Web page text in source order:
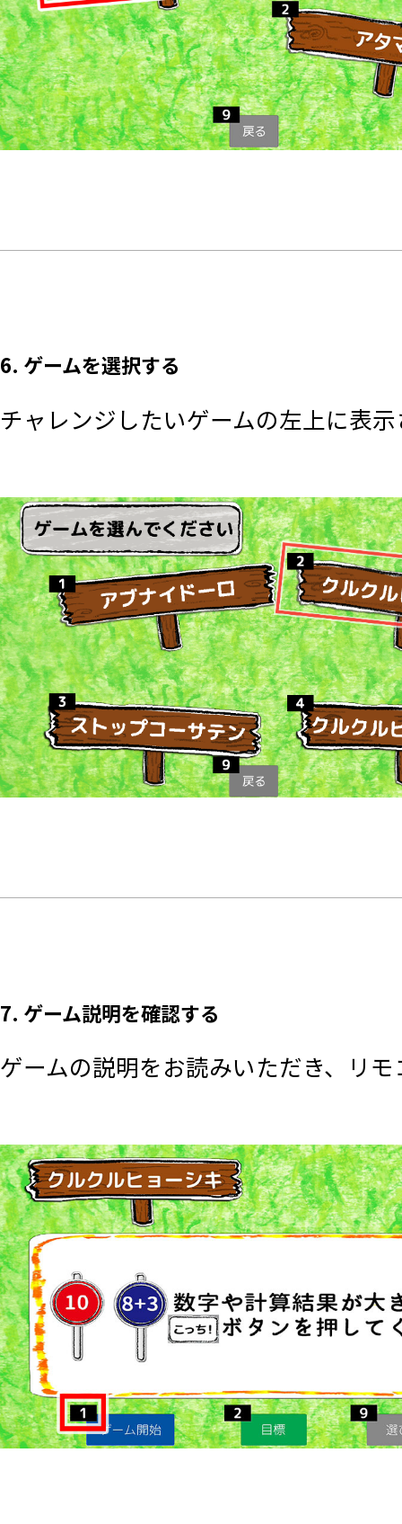
6. ゲームを選択する
チャレンジしたいゲームの左上に表
7. ゲーム説明を確認する
ゲームの説明をお読みいただき、リ